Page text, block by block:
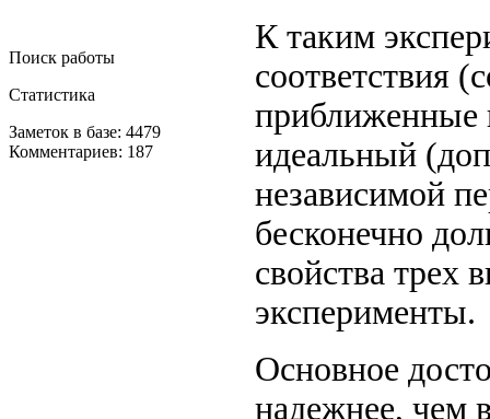
Поиск работы
Статистика
Заметок в базе: 4479
Комментариев: 187
К таким
соответствия
приближенные
идеальный
независимой
бесконечно
свойства трех
эксперименты.
Основное
надежнее, чем